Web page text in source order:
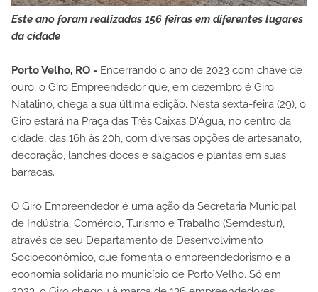
Este ano foram realizadas 156 feiras em diferentes lugares
da cidade
Porto Velho, RO - Encerrando o ano de 2023 com chave de
ouro, o Giro Empreendedor que, em dezembro é Giro
Natalino, chega a sua última edição. Nesta sexta-feira (29), o
Giro estará na Praça das Três Caixas D'Água, no centro da
cidade, das 16h às 20h, com diversas opções de artesanato,
decoração, lanches doces e salgados e plantas em suas
barracas.
O Giro Empreendedor é uma ação da Secretaria Municipal
de Indústria, Comércio, Turismo e Trabalho (Semdestur),
através de seu Departamento de Desenvolvimento
Socioeconômico, que fomenta o empreendedorismo e a
economia solidária no município de Porto Velho. Só em